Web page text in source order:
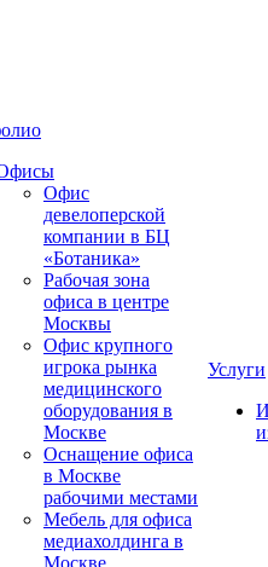
Офис
девелоперской
компании в БЦ
«Ботаника»
Рабочая зона
офиса в центре
Москвы
Офис крупного
игрока рынка
медицинского
оборудования в
Москве
Оснащение офиса
в Москве
рабочими местами
Мебель для офиса
медиахолдинга в
Москве
Услуги